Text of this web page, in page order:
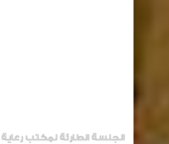
الجلسة الطارئة لمكتب رعاية